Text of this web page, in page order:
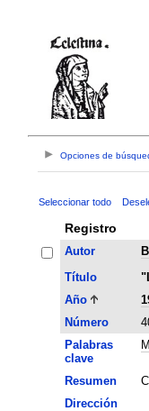
Opciones de
Seleccionar todo
Registro
Autor
Título
Año
Número
Palabras
clave
Resumen
Dirección